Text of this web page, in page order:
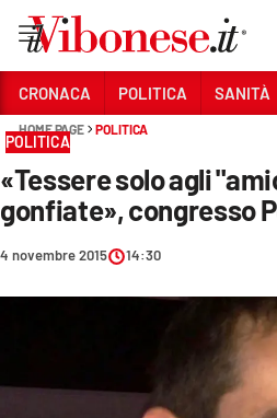
Sezioni
CRONACA
POLITICA
SANITÀ
CRONACA POLITICA SANITÀ
HOME PAGE POLITICA
POLITICA
«Tessere solo agli
gonfiate», congresso
4 novembre 2015 14:30